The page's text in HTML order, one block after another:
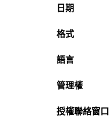
日期
格式
語言
管理權
授權聯絡窗口